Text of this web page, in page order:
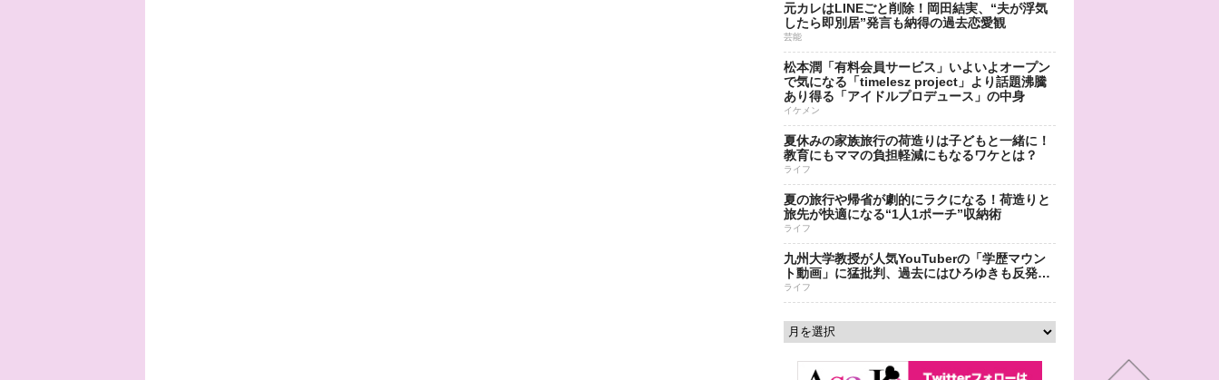
元カレはLINEごと削除！岡田結実、“夫が浮気
したら即別居”発言も納得の過去恋愛観
芸能
松本潤「有料会員サービス」いよいよオープン
で気になる「timelesz project」より話題沸騰
あり得る「アイドルプロデュース」の中身
イケメン
夏休みの家族旅行の荷造りは子どもと一緒に！
教育にもママの負担軽減にもなるワケとは？
ライフ
夏の旅行や帰省が劇的にラクになる！荷造りと
旅先が快適になる“1人1ポーチ”収納術
ライフ
九州大学教授が人気YouTuberの「学歴マウン
ト動画」に猛批判、過去にはひろゆきも反発…
ライフ